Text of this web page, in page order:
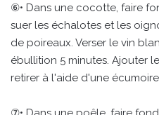
⑥• Dans une cocotte, faire
suer les échalotes et les
de poireaux. Verser le vin
ébullition 5 minutes. Ajouter
retirer à l'aide d'une